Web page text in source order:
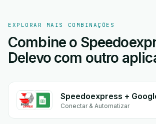
EXPLORAR MAIS COMBINAÇÕES
Combine o
Delevo com outro
Speedoexpress +
Conectar & Automatizar